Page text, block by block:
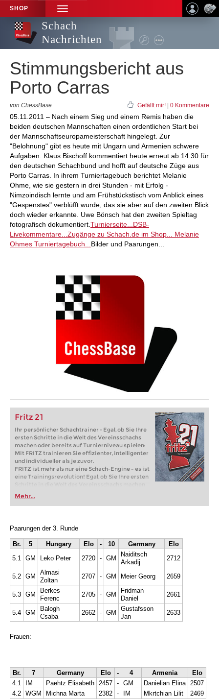
SHOP
TOGGLE
NAVIGATION
Schach
Nachrichten
Stimmungsbericht aus
Porto Carras
von ChessBase Gefällt mir! 0 Kommentare
05.11.2011 – Nach einem Sieg und einem Remis haben die
beiden deutschen Mannschaften einen ordentlichen Start bei
der Mannschaftseuropameisterschaft hingelegt. Zur
"Belohnung" gibt es heute mit Ungarn und Armenien schwere
Aufgaben. Klaus Bischoff kommentiert heute erneut ab 14.30 für
den deutschen Schachbund und hofft auf deutsche Züge aus
Porto Carras. In ihrem Turniertagebuch berichtet Melanie
Ohme, wie sie gestern in drei Stunden - mit Erfolg -
Nimzoindisch lernte und am Frühstückstisch vom Anblick eines
"Gespenstes" verblüfft wurde, das sie aber auf den zweiten Blick
doch wieder erkannte. Uwe Bönsch hat den zweiten Spieltag
fotografisch dokumentiert. Turnierseite... DSB-
Livekommentare... Zugänge zu Schach.de im Shop...
Melanie
Ohmes Turniertagebuch... Bilder und Paarungen...
Fritz 21
Ihr persönlicher Schachtrainer - Egal, ob Sie Ihre
ersten Schritte in die Welt des Vereinsschachs
machen oder bereits auf Turnierniveau spielen:
Mit FRITZ trainieren Sie effizienter, intelligenter
und individueller als je zuvor.
FRITZ ist mehr als nur eine Schach-Engine – es ist
eine Trainingsrevolution! Egal, ob Sie Ihre ersten
Schritte in die Welt des Vereinsschachs machen
oder bereits auf Turnierniveau spielen: Mit
FRITZ trainieren Sie effizienter, intelligenter und
individueller als je zuvor.
Mehr...
Paarungen der 3. Runde
Br. 5 Hungary Elo - 10 Germany
Elo
5.1 GM Leko Peter 2720 - GM
Naiditsch
Arkadij
2712
5.2 GM
Almasi
Zoltan
2707 - GM Meier Georg 2659
5.3 GM
Berkes
Ferenc
2705 - GM
Fridman
Daniel
2661
5.4 GM
Balogh
Csaba
2662 - GM
Gustafsson
Jan
2633
Frauen:
Br. 7 Germany Elo - 4 Armenia
Elo
4.1
IM Paehtz Elisabeth 2457 - GM Danielian Elina 2507
4.2 WGM Michna Marta 2382 - IM Mkrtchian Lilit
2469